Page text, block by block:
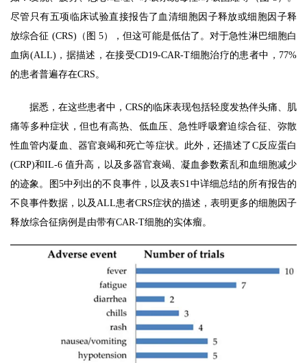
尽管只有五项临床试验直接报告了血清细胞因子释放或细胞因子释
放综合征 (CRS)（图 5），但这可能是低估了。对于急性淋巴细胞白
血病(ALL)，据描述，在接受CD19-CAR-T细胞治疗的患者中，77%
的患者普遍存在CRS。
据悉，在这些患者中，CRS的临床表现包括轻度发热伴头痛、肌
痛等多种症状，但也有高热、低血压、急性呼吸窘迫综合征、弥散
性血管内凝血、器官衰竭和死亡等症状。此外，还描述了C反应蛋白
(CRP)和IL-6 值升高，以及多器官衰竭、凝血参数紊乱和血细胞减少
的迹象。图5中列出的不良事件，以及表S1中详细总结的所有报告的
不良事件数据，以及ALL患者CRS症状的描述，表明更多的细胞因子
释放综合征病例是由带有CAR-T细胞的实体瘤。